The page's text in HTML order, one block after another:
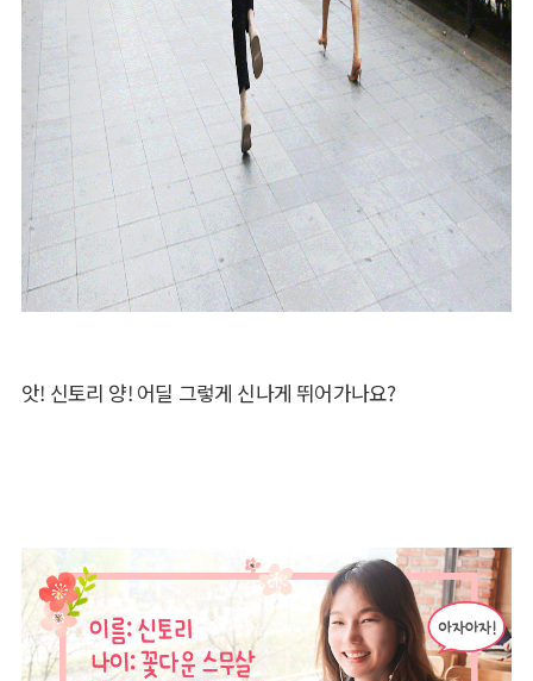
앗! 신토리 양! 어딜 그렇게 신나게 뛰어가나요?